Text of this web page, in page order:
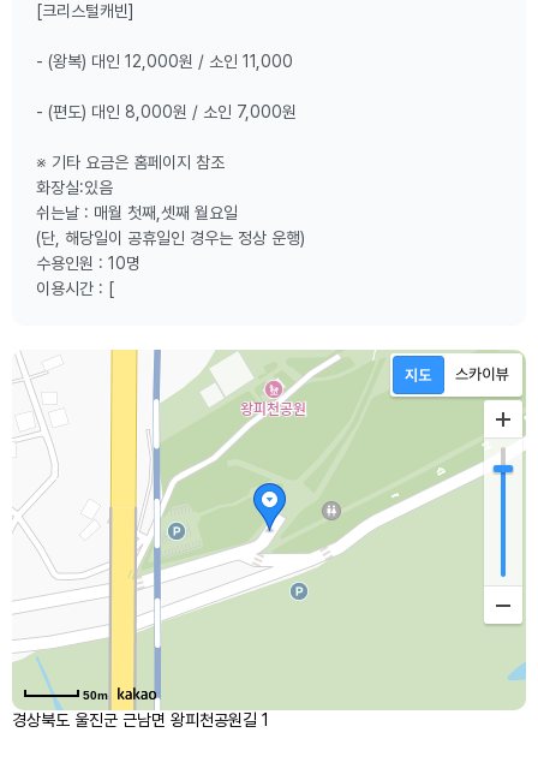
[크리스털캐빈]
- (왕복) 대인 12,000원 / 소인 11,000
- (편도) 대인 8,000원 / 소인 7,000원
※ 기타 요금은 홈페이지 참조
화장실:있음
쉬는날 : 매월 첫째,셋째 월요일
(단, 해당일이 공휴일인 경우는 정상 운행)
수용인원 : 10명
이용시간 : [
50m
경상북도 울진군 근남면 왕피천공원길 1